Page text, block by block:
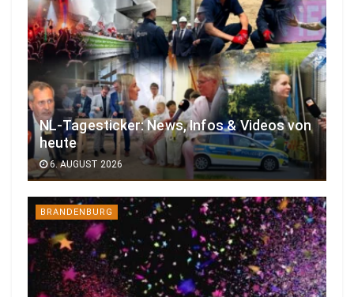
NL-Tagesticker: News, Infos & Videos von
heute
6. AUGUST 2026
BRANDENBURG